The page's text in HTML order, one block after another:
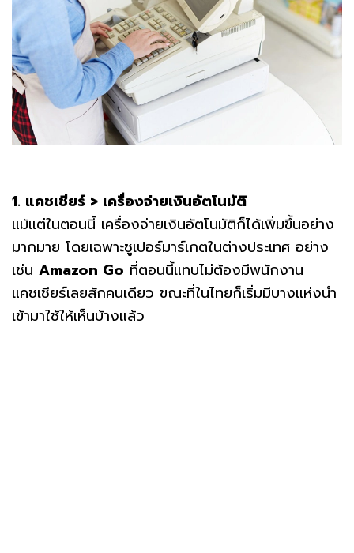
1. แคชเชียร์ > เครื่องจ่ายเงินอัตโนมัติ
แม้แต่ในตอนนี้ เครื่องจ่ายเงินอัตโนมัติก็ได้เพิ่มขึ้นอย่าง
มากมาย โดยเฉพาะซูเปอร์มาร์เกตในต่างประเทศ อย่าง
เช่น Amazon Go ที่ตอนนี้แทบไม่ต้องมีพนักงาน
แคชเชียร์เลยสักคนเดียว ขณะที่ในไทยก็เริ่มมีบางแห่งนำ
เข้ามาใช้ให้เห็นบ้างแล้ว